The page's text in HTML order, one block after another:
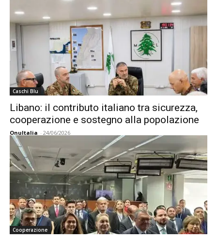
Caschi Blu
Libano: il contributo italiano tra sicurezza,
cooperazione e sostegno alla popolazione
OnuItalia - 24/06/2026
Cooperazione